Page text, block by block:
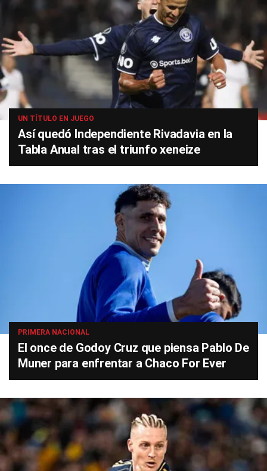
UN TÍTULO EN JUEGO
Así quedó Independiente Rivadavia en la
Tabla Anual tras el triunfo xeneize
PRIMERA NACIONAL
El once de Godoy Cruz que piensa Pablo De
Muner para enfrentar a Chaco For Ever